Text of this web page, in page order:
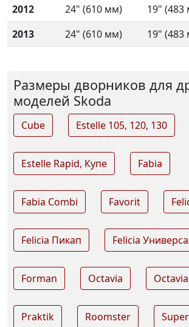
2012
24" (610 мм) 19" (483
2013
24" (610 мм) 19" (483
Размеры дворников для
моделей Skoda
Cube Estelle 105, 120, 130
Estelle Rapid, Купе Fabia
Fabia Combi Favorit
Felicia Пикап Felicia
Forman Octavia
Praktik Roomster